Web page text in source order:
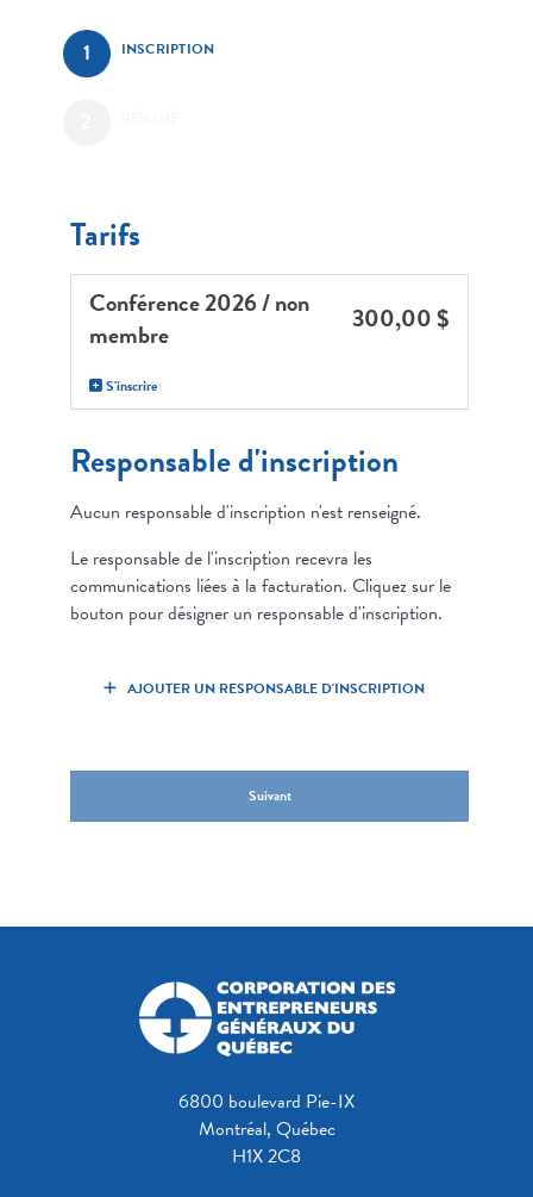
INSCRIPTION
Tarifs
Conférence 2026 / non
membre
300,00 $
S'inscrire
Responsable d'inscription
Aucun responsable d'inscription n'est renseigné.
Le responsable de l'inscription recevra les
communications liées à la facturation. Cliquez sur le
bouton pour désigner un responsable d'inscription.
AJOUTER UN RESPONSABLE D'INSCRIPTION
Suivant
6800 boulevard Pie-IX
Montréal, Québec
H1X 2C8